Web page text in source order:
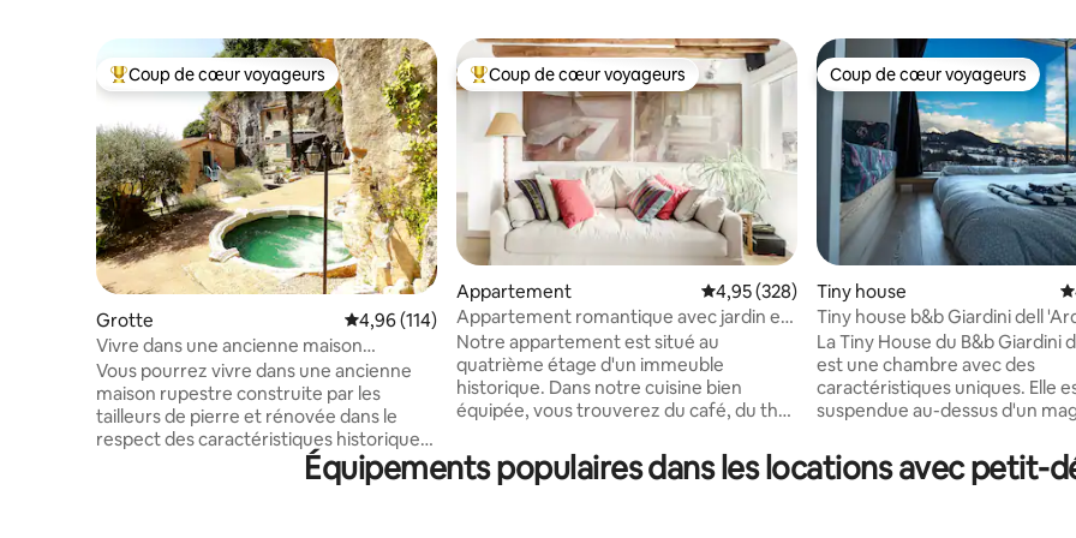
Coups de cœur voyageurs les plus appréciés
Coup de cœur voyageurs
Grotte Évaluation moyenne sur la base de 114 commentaires : 4,96 sur 5
4,96 (114)
Vivre dans une ancienne maison
rupestre 1 - Grotte
Vous pourrez vivre dans une ancienne
maison rupestre construite par les
tailleurs de pierre et rénovée dans le
respect des caractéristiques historiques
mais avec tout le confort moderne.
L’environnement que vous trouverez
Coups de cœur voyageurs les plus appréciés
Coup de cœur voyageurs
Appartement Évaluation moyenne sur la base de 328
4,95 (328)
Appartement romantique avec jardin et
vue sur les toits
Notre appartement est situé au
quatrième étage d'un immeuble
historique. Dans notre cuisine bien
équipée, vous trouverez du café, du thé,
vous aider à profiter au mieux de votre
séjour ! Nous vous accueillerons
Coup de cœur voyageurs
Coup de cœur voyageurs
Tiny house
Tiny house b&b Giardini dell
La Tiny House du B&b Giardini
est une chambre avec des
caractéristiques uniques. Elle
suspendue au-dessus d'un
montagnes et sur la gorge
torrent Ardo. La grande
Équipements populaires dans les locations avec petit-